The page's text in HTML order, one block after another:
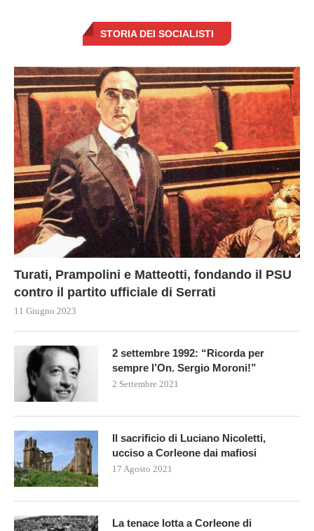
STORIA DEI SOCIALISTI
Turati, Prampolini e Matteotti, fondando il PSU
contro il partito ufficiale di Serrati
11 Giugno 2023
2 settembre 1992: “Ricorda per
sempre l’On. Sergio Moroni!”
2 Settembre 2021
Il sacrificio di Luciano Nicoletti,
ucciso a Corleone dai mafiosi
17 Agosto 2021
La tenace lotta a Corleone di